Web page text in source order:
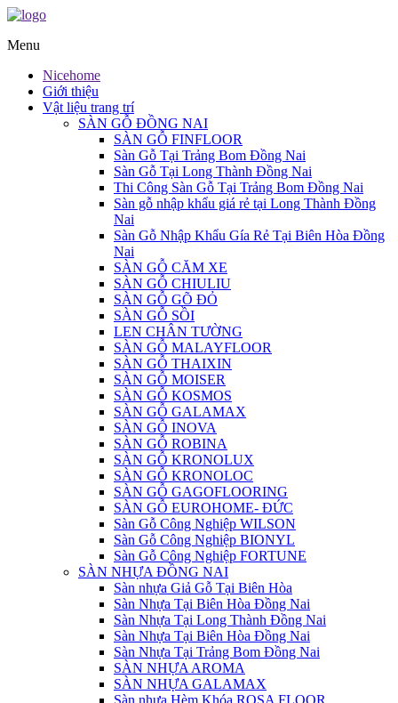
Menu
Nicehome
Giới thiệu
Vật liệu trang trí
SÀN GỖ ĐỒNG NAI
SÀN GỖ FINFLOOR
Sàn Gỗ Tại Trảng Bom Đồng Nai
Sàn Gỗ Tại Long Thành Đồng Nai
Thi Công Sàn Gỗ Tại Trảng Bom Đồng Nai
Sàn gỗ nhập khẩu giá rẻ tại Long Thành Đồng
Nai
Sàn Gỗ Nhập Khẩu Gía Rẻ Tại Biên Hòa Đồng
Nai
SÀN GỖ CĂM XE
SÀN GỖ CHIULIU
SÀN GỖ GÕ ĐỎ
SÀN GỖ SỒI
LEN CHÂN TƯỜNG
SÀN GỖ MALAYFLOOR
SÀN GỖ THAIXIN
SÀN GỖ MOISER
SÀN GỖ KOSMOS
SÀN GỖ GALAMAX
SÀN GỖ INOVA
SÀN GỖ ROBINA
SÀN GỖ KRONOLUX
SÀN GỖ KRONOLOC
SÀN GỖ GAGOFLOORING
SÀN GỖ EUROHOME- ĐỨC
Sàn Gỗ Công Nghiệp WILSON
Sàn Gỗ Công Nghiệp BIONYL
Sàn Gỗ Công Nghiệp FORTUNE
SÀN NHỰA ĐỒNG NAI
Sàn nhựa Giả Gỗ Tại Biên Hòa
Sàn Nhựa Tại Biên Hòa Đồng Nai
Sàn Nhựa Tại Long Thành Đồng Nai
Sàn Nhựa Tại Biên Hòa Đồng Nai
Sàn Nhựa Tại Trảng Bom Đồng Nai
SÀN NHỰA AROMA
SÀN NHỰA GALAMAX
Sàn nhựa Hèm Khóa ROSA FLOOR